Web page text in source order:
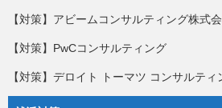
【対策】アビームコンサルティング株式
【対策】PwCコンサルティング
【対策】デロイト トーマツ コンサルティ